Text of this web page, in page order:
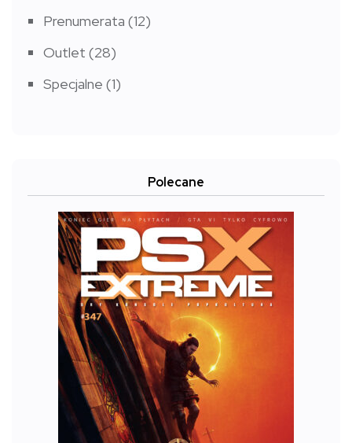
Prenumerata (12)
Outlet (28)
Specjalne (1)
Polecane